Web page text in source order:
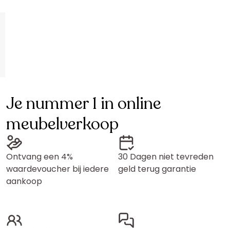
Je nummer 1 in online
meubelverkoop
Ontvang een 4%
waardevoucher bij iedere
aankoop
30 Dagen niet tevreden
geld terug garantie